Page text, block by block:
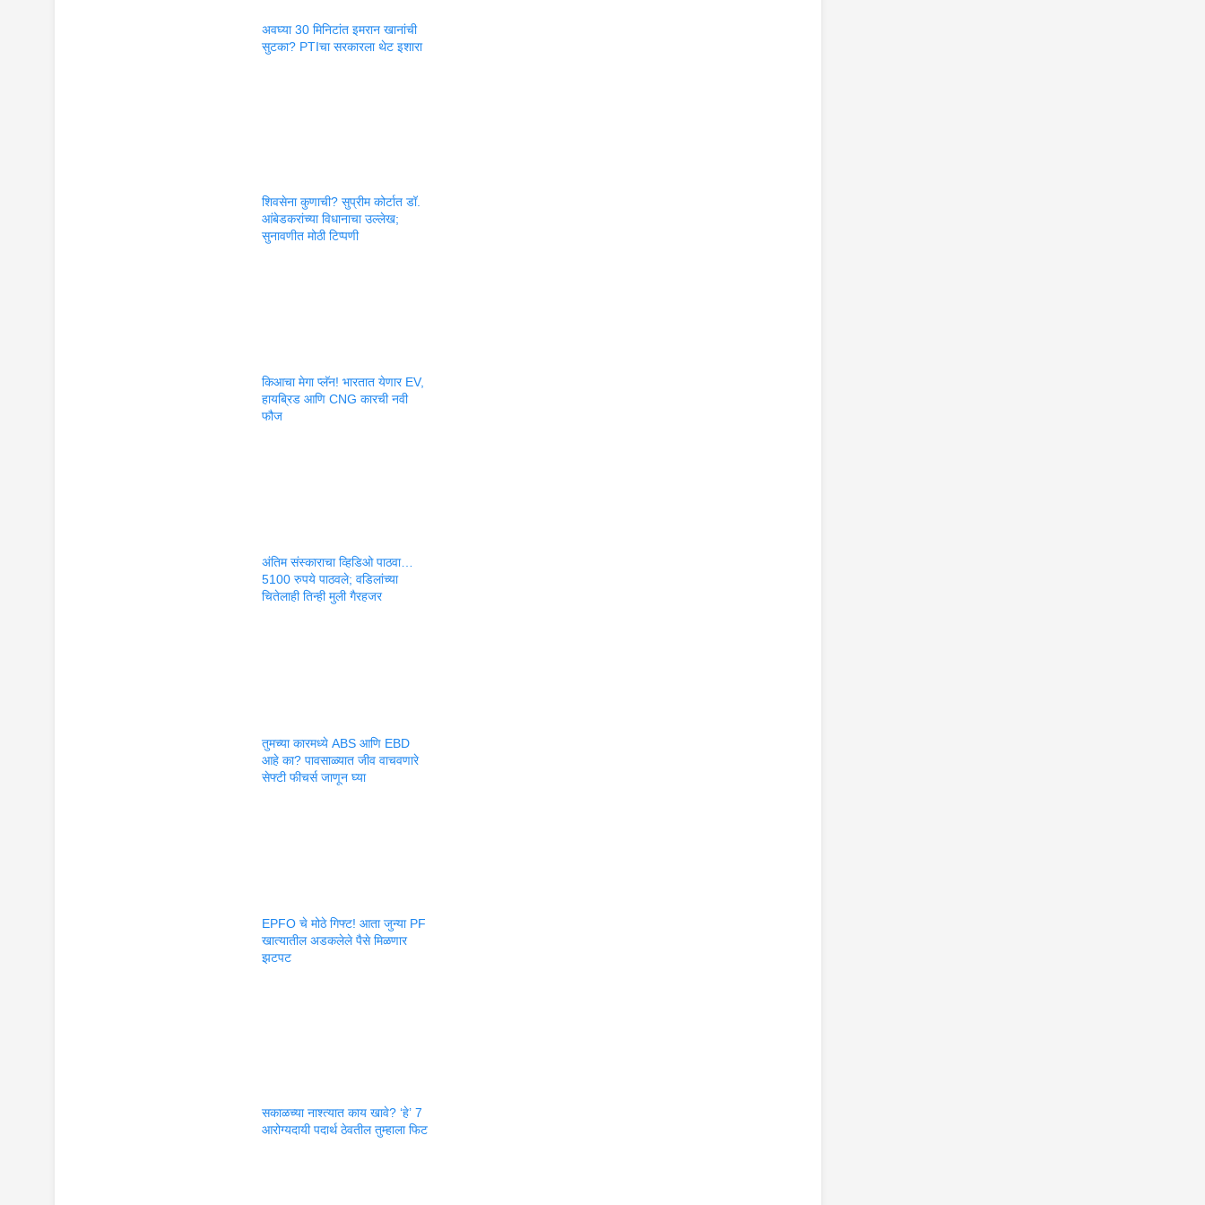
अवघ्या 30 मिनिटांत इमरान खानांची
सुटका? PTIचा सरकारला थेट इशारा
शिवसेना कुणाची? सुप्रीम कोर्टात डॉ.
आंबेडकरांच्या विधानाचा उल्लेख;
सुनावणीत मोठी टिप्पणी
किआचा मेगा प्लॅन! भारतात येणार EV,
हायब्रिड आणि CNG कारची नवी
फौज
अंतिम संस्काराचा व्हिडिओ पाठवा…
5100 रुपये पाठवले; वडिलांच्या
चितेलाही तिन्ही मुली गैरहजर
तुमच्या कारमध्ये ABS आणि EBD
आहे का? पावसाळ्यात जीव वाचवणारे
सेफ्टी फीचर्स जाणून घ्या
EPFO चे मोठे गिफ्ट! आता जुन्या PF
खात्यातील अडकलेले पैसे मिळणार
झटपट
सकाळच्या नाश्त्यात काय खावे? ‘हे’ 7
आरोग्यदायी पदार्थ ठेवतील तुम्हाला फिट